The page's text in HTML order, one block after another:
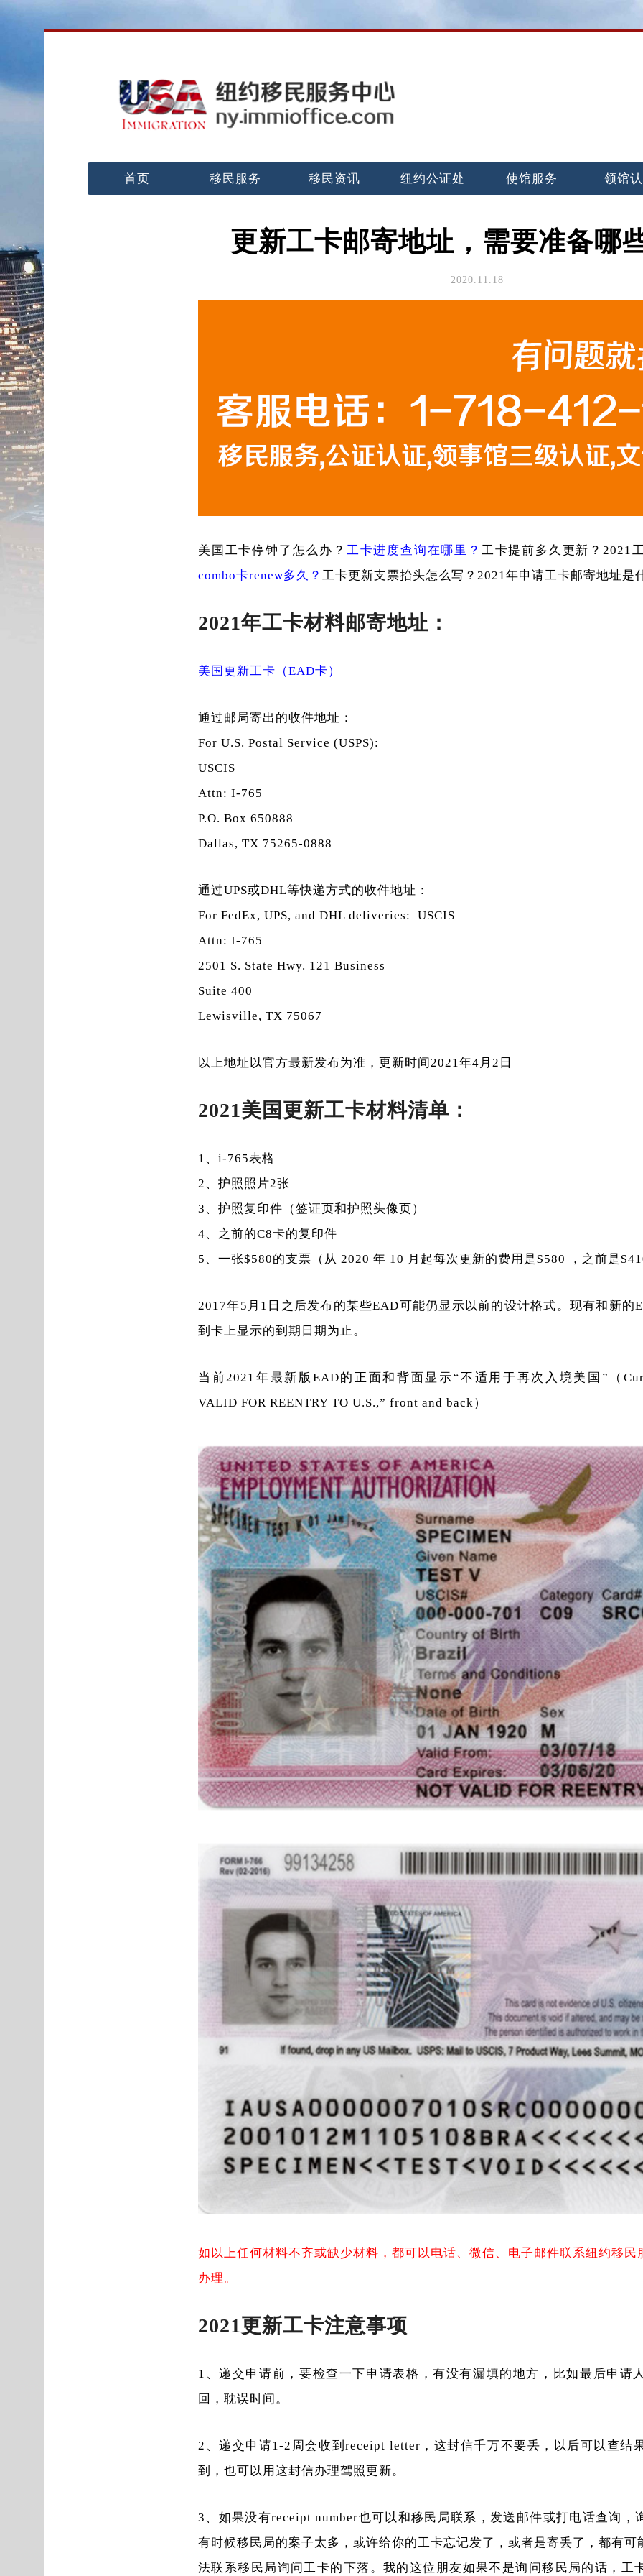
首页 移民服务 移民资讯 纽约公证处 使馆服务 领馆
更新工卡邮寄地址，需要准备哪
2020.11.18
美国工卡停钟了怎么办？ 工卡进度查询在哪里？ 工卡提前多久更新？2021
combo卡renew多久？ 工卡更新支票抬头怎么写？2021年申请工卡邮寄地址是
2021年工卡材料邮寄地址：
美国更新工卡（EAD卡）
通过邮局寄出的收件地址：
For U.S. Postal Service (USPS):
USCIS
Attn: I-765
P.O. Box 650888
Dallas, TX 75265-0888
通过UPS或DHL等快递方式的收件地址：
For FedEx, UPS, and DHL deliveries: USCIS
Attn: I-765
2501 S. State Hwy. 121 Business
Suite 400
Lewisville, TX 75067
以上地址以官方最新发布为准，更新时间2021年4月2日
2021美国更新工卡材料清单：
1、i-765表格
2、护照照片2张
3、护照复印件（签证页和护照头像页）
4、之前的C8卡的复印件
5、一张$580的支票（从 2020 年 10 月起每次更新的费用是$580 ，之前是
2017年5月1日之后发布的某些EAD可能仍显示以前的设计格式。现有和新的
到卡上显示的到期日期为止。
当前2021年最新版EAD的正面和背面显示“不适用于再次入境美国”（
VALID FOR REENTRY TO U.S.,” front and back）
如以上任何材料不齐或缺少材料，都可以电话、微信、电子邮件联系纽约移民
办理。
2021更新工卡注意事项
1、递交申请前，要检查一下申请表格，有没有漏填的地方，比如最后申请
回，耽误时间。
2、递交申请1-2周会收到receipt letter，这封信千万不要丢，以后可以查结
到，也可以用这封信办理驾照更新。
3、如果没有receipt number也可以和移民局联系，发送邮件或打电话查询，
有时候移民局的案子太多，或许给你的工卡忘记发了，或者是寄丢了，都有可
法联系移民局询问工卡的下落。我的这位朋友如果不是询问移民局的话，工